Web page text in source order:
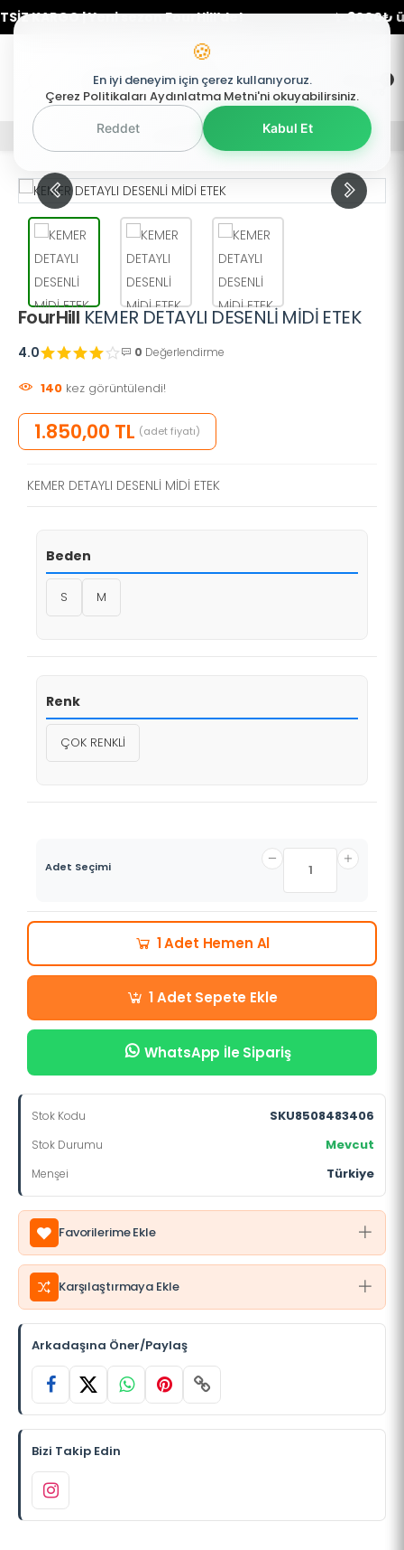
| Yeni sezon FourHill’de! ✨ 3000₺
Mobil Menü
Mobil Menü
Mobil Menü
FourHill KEMER DETAYLI DESENLİ MİDİ ETEK
4.0 0 Değerlendirme
140 kez görüntülendi!
1.850,00 TL (adet fiyatı)
KEMER DETAYLI DESENLİ MİDİ ETEK
Beden
S M
Renk
ÇOK RENKLİ
Adet Seçimi
1 Adet Hemen Al
1 Adet Sepete Ekle
WhatsApp İle Sipariş
Stok Kodu SKU8508483406
Stok Durumu Mevcut
Menşei Türkiye
Favorilerime Ekle
Karşılaştırmaya Ekle
Arkadaşına Öner/Paylaş
Bizi Takip Edin
🍪
En iyi deneyim için çerez kullanıyoruz.
Çerez Politikaları Aydınlatma Metni'ni okuyabilirsiniz.
Reddet Kabul Et